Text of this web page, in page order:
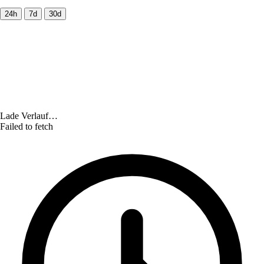
24h 7d 30d
Lade Verlauf…
Failed to fetch